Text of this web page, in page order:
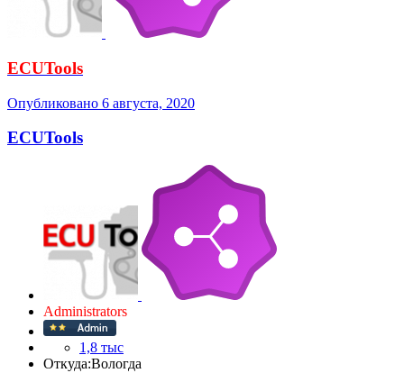
ECUTools
Опубликовано 6 августа, 2020
ECUTools
Administrators
1,8 тыс
Откуда:Вологда